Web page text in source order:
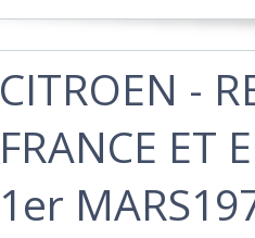
‎CITROEN -
FRANCE ET
1er